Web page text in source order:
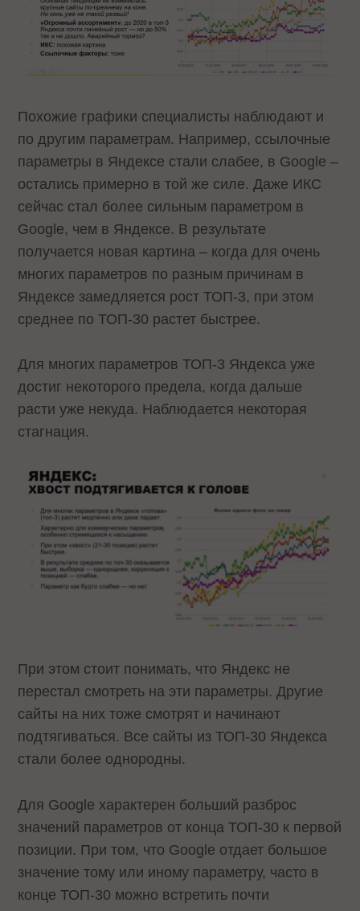
Похожие графики специалисты наблюдают и
по другим параметрам. Например, ссылочные
параметры в Яндексе стали слабее, в Google –
остались примерно в той же силе. Даже ИКС
сейчас стал более сильным параметром в
Google, чем в Яндексе. В результате
получается новая картина – когда для очень
многих параметров по разным причинам в
Яндексе замедляется рост ТОП-3, при этом
среднее по ТОП-30 растет быстрее.
Для многих параметров ТОП-3 Яндекса уже
достиг некоторого предела, когда дальше
расти уже некуда. Наблюдается некоторая
стагнация.
При этом стоит понимать, что Яндекс не
перестал смотреть на эти параметры. Другие
сайты на них тоже смотрят и начинают
подтягиваться. Все сайты из ТОП-30 Яндекса
стали более однородны.
Для Google характерен больший разброс
значений параметров от конца ТОП-30 к первой
позиции. При том, что Google отдает большое
значение тому или иному параметру, часто в
конце ТОП-30 можно встретить почти